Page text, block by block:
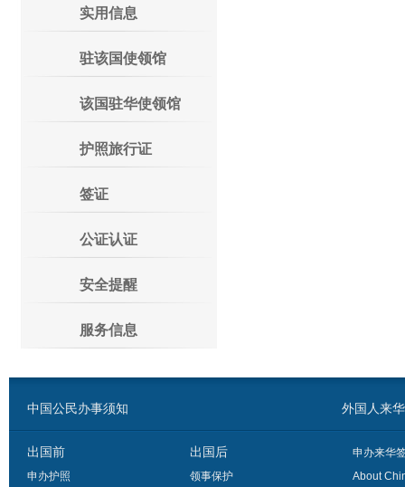
实用信息
驻该国使领馆
该国驻华使领馆
护照旅行证
签证
公证认证
安全提醒
服务信息
中国公民办事须知 外国人来
出国前
申办护照
出国后
领事保护
申办来华
About